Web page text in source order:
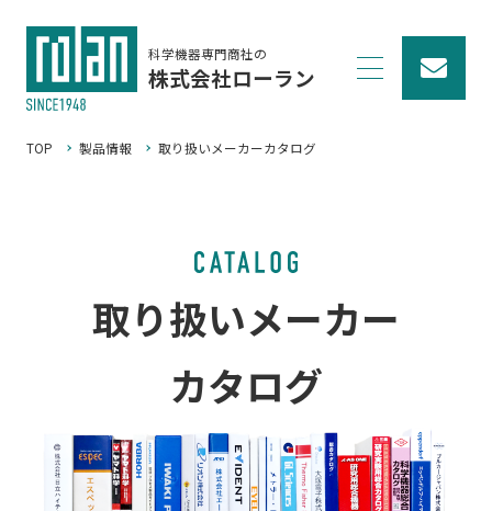
科学機器専門商社の
株式会社ローラン
TOP 製品情報 取り扱いメーカーカタログ
取り扱いメーカー
カタログ